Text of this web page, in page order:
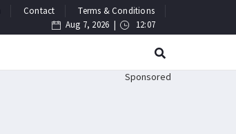
Contact
Terms & Conditions
Aug 7, 2026 |
12:07
Sponsored